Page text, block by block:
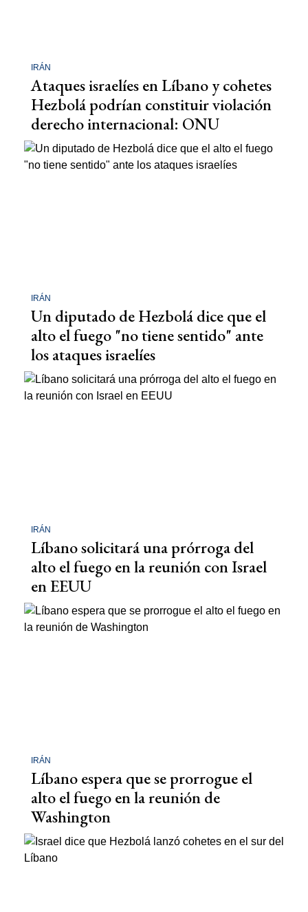
IRÁN
Ataques israelíes en Líbano y cohetes
Hezbolá podrían constituir violación
derecho internacional: ONU
IRÁN
Un diputado de Hezbolá dice que el
alto el fuego "no tiene sentido" ante
los ataques israelíes
IRÁN
Líbano solicitará una prórroga del
alto el fuego en la reunión con Israel
en EEUU
IRÁN
Líbano espera que se prorrogue el
alto el fuego en la reunión de
Washington